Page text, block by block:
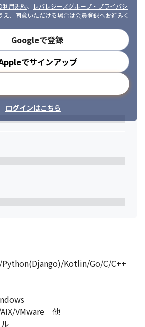
ウド環境への移行
用
コントロールやプロジェクトの推進
てパッケージの導入支援
チーム参画割合
エンジニアであれば、
や上流工程への参加💻
、
ャリアを築けます🙍
る「納得して働ける環境」！
スキルを身につけたいと悩んでいた時
得可能
DC）
・保証制度も備えています！
コミは、【全79,310社中、上位1%】の
利用規約、
レバレジーズグループ・プライバシ
え、同意いただける場合は会員登録へお進みく
Googleで登録
でサインアップ
ログインはこちら
Kotlin/Go/C/C++
VMware　他